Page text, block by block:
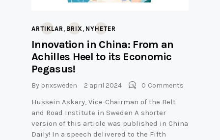
ARTIKLAR , BRIX, NYHETER
Innovation in China: From an
Achilles Heel to its Economic
Pegasus!
By brixsweden 2 april 2024 0 Comments
Hussein Askary, Vice-Chairman of the Belt
and Road Institute in Sweden A shorter
version of this article was published in China
Daily! In a speech delivered to the Fifth